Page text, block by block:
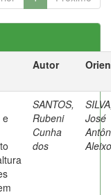
Autor
e
SANTOS,
Rubeni
Cunha
dos
José